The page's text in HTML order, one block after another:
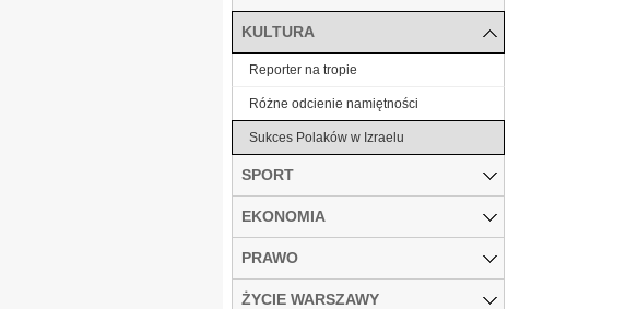
KULTURA
Reporter na tropie
Różne odcienie namiętności
Sukces Polaków w Izraelu
SPORT
EKONOMIA
PRAWO
ŻYCIE WARSZAWY